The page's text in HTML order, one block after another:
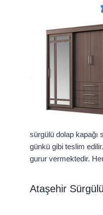
sürgülü dolap kapağı
günkü gibi teslim
gurur vermektedir.
Ataşehir